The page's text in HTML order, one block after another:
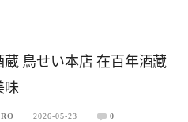
蔵 鳥せい本店 在百年酒藏
味
2026-05-23 0